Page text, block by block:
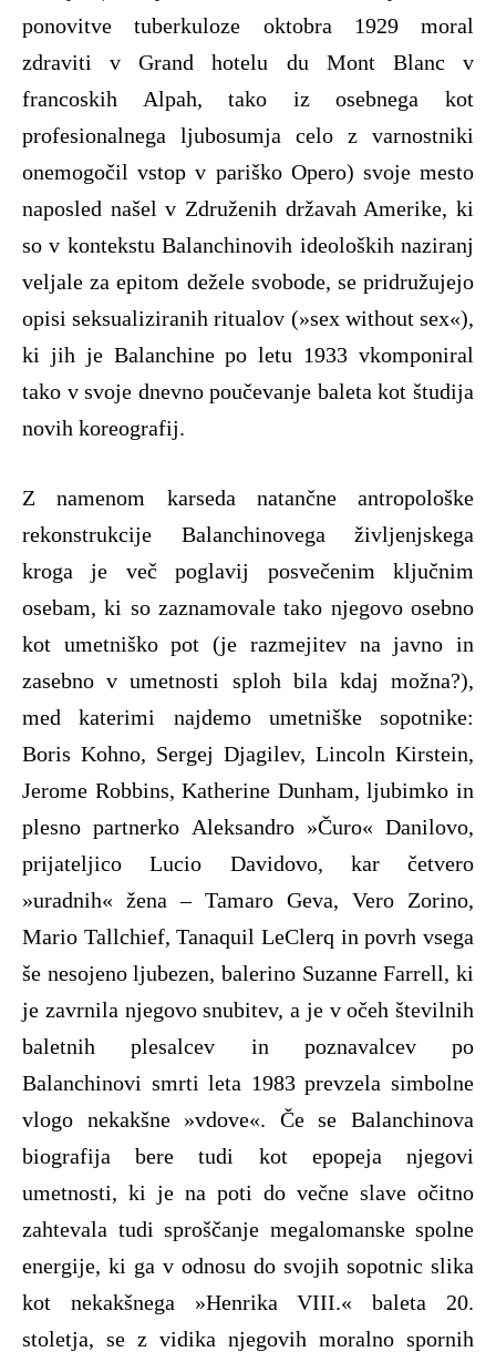
ponovitve tuberkuloze oktobra 1929 moral
zdraviti v Grand hotelu du Mont Blanc v
francoskih Alpah, tako iz osebnega kot
profesionalnega ljubosumja celo z varnostniki
onemogočil vstop v pariško Opero) svoje mesto
naposled našel v Združenih državah Amerike, ki
so v kontekstu Balanchinovih ideoloških naziranj
veljale za epitom dežele svobode, se pridružujejo
opisi seksualiziranih ritualov (»sex without sex«),
ki jih je Balanchine po letu 1933 vkomponiral
tako v svoje dnevno poučevanje baleta kot študija
novih koreografij.
Z namenom karseda natančne antropološke
rekonstrukcije Balanchinovega življenjskega
kroga je več poglavij posvečenim ključnim
osebam, ki so zaznamovale tako njegovo osebno
kot umetniško pot (je razmejitev na javno in
zasebno v umetnosti sploh bila kdaj možna?),
med katerimi najdemo umetniške sopotnike:
Boris Kohno, Sergej Djagilev, Lincoln Kirstein,
Jerome Robbins, Katherine Dunham, ljubimko in
plesno partnerko Aleksandro »Čuro« Danilovo,
prijateljico Lucio Davidovo, kar četvero
»uradnih« žena – Tamaro Geva, Vero Zorino,
Mario Tallchief, Tanaquil LeClerq in povrh vsega
še nesojeno ljubezen, balerino Suzanne Farrell, ki
je zavrnila njegovo snubitev, a je v očeh številnih
baletnih plesalcev in poznavalcev po
Balanchinovi smrti leta 1983 prevzela simbolne
vlogo nekakšne »vdove«. Če se Balanchinova
biografija bere tudi kot epopeja njegovi
umetnosti, ki je na poti do večne slave očitno
zahtevala tudi sproščanje megalomanske spolne
energije, ki ga v odnosu do svojih sopotnic slika
kot nekakšnega »Henrika VIII.« baleta 20.
stoletja, se z vidika njegovih moralno spornih